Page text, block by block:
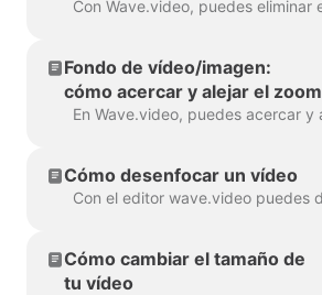
Fondo de vídeo/imagen:
cómo acercar y alejar el zoom
Cómo desenfocar un vídeo
Cómo cambiar el tamaño de
tu vídeo